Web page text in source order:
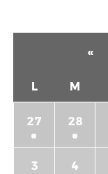
«
L M
27 28
3 4